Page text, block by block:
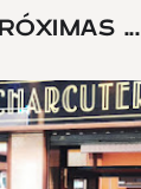
...